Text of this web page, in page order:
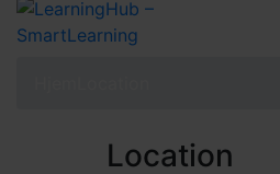
Location